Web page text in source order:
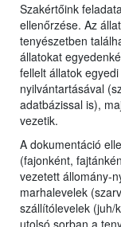
Szakértőink
ellenőrzése. Az
tenyészetben
állatokat
fellelt állatok
nyilvántartásával
adatbázissal is),
vezetik.
A dokumentáció
(fajonként,
vezetett állomány-
marhalevelek
szállítólevelek (juh/